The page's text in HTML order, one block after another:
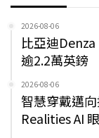
2026-08-06
比亞迪
逾2.2萬英鎊
2026-08-06
智慧穿戴邁
Realities AI